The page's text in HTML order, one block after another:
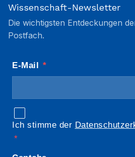
Wissenschaft-Newsletter
Die wichtigsten Entdeckungen
Postfach.